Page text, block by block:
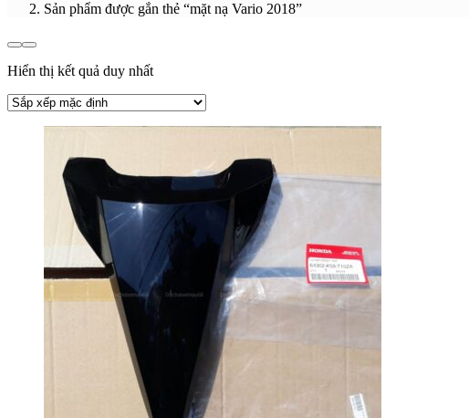
Sản phẩm được gắn thẻ “mặt nạ Vario 2018”
Hiển thị kết quả duy nhất